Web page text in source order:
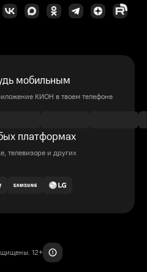
мобильным
КИОН в твоем телефоне
платформах
телевизоре и других
12+